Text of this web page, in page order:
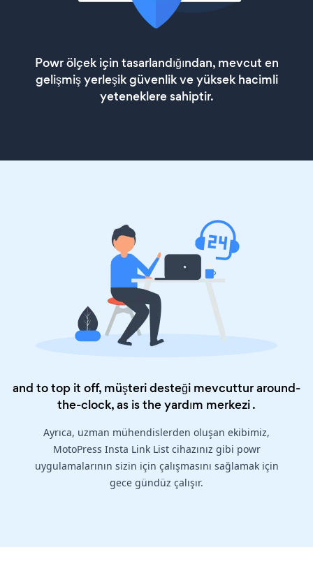
Powr ölçek için tasarlandığından, mevcut en
gelişmiş yerleşik güvenlik ve yüksek hacimli
yeteneklere sahiptir.
and to top it off, müşteri desteği mevcuttur around-
the-clock, as is theyardım merkezi.
Ayrıca, uzman mühendislerden oluşan ekibimiz,
MotoPress Insta Link List cihazınız gibi powr
uygulamalarının sizin için çalışmasını sağlamak için
gece gündüz çalışır.